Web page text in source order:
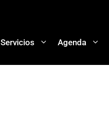
Servicios Agenda